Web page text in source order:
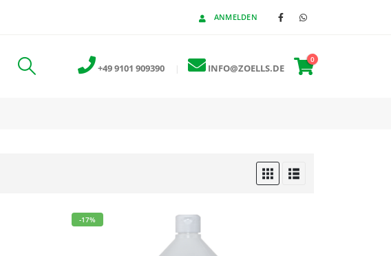
ANMELDEN
+49 9101 909390 | INFO@ZOELLS.DE
0
-17%